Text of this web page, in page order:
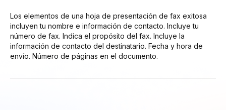
Los elementos de una hoja de presentación de fax exitosa
incluyen tu nombre e información de contacto. Incluye tu
número de fax. Indica el propósito del fax. Incluye la
información de contacto del destinatario. Fecha y hora de
envío. Número de páginas en el documento.